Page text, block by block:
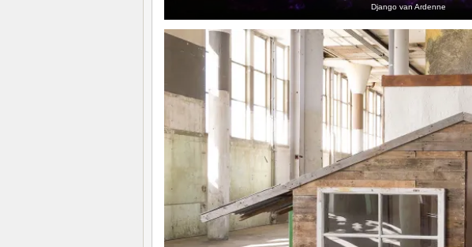
Django van Ardenne